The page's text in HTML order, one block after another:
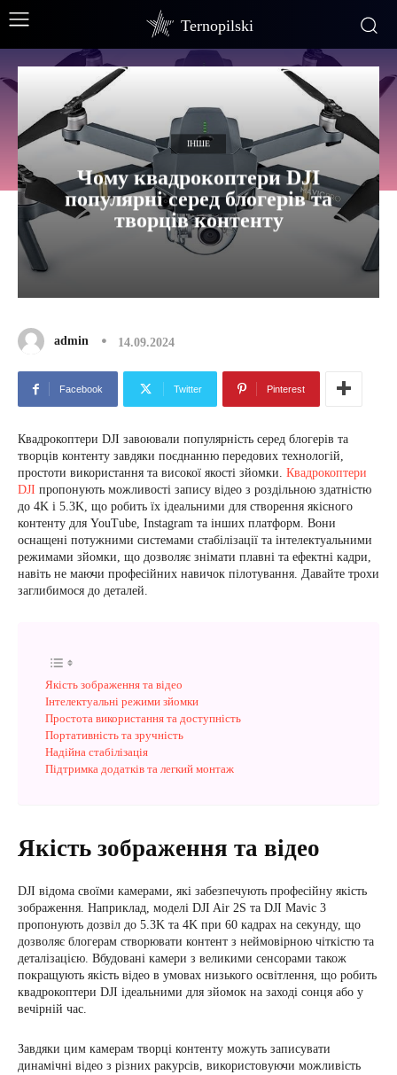
Ternopilski
ІНШЕ
Чому квадрокоптери DJI
популярні серед блогерів та
творців контенту
admin 14.09.2024
Facebook Twitter Pinterest
Квадрокоптери DJI завоювали популярність серед блогерів та
творців контенту завдяки поєднанню передових технологій,
простоти використання та високої якості зйомки. Квадрокоптери
DJI пропонують можливості запису відео з роздільною здатністю
до 4K і 5.3K, що робить їх ідеальними для створення якісного
контенту для YouTube, Instagram та інших платформ. Вони
оснащені потужними системами стабілізації та інтелектуальними
режимами зйомки, що дозволяє знімати плавні та ефектні кадри,
навіть не маючи професійних навичок пілотування. Давайте трохи
заглибимося до деталей.
Якість зображення та відео
Інтелектуальні режими зйомки
Простота використання та доступність
Портативність та зручність
Надійна стабілізація
Підтримка додатків та легкий монтаж
Якість зображення та відео
DJI відома своїми камерами, які забезпечують професійну якість
зображення. Наприклад, моделі DJI Air 2S та DJI Mavic 3
пропонують дозвіл до 5.3K та 4K при 60 кадрах на секунду, що
дозволяє блогерам створювати контент з неймовірною чіткістю та
деталізацією. Вбудовані камери з великими сенсорами також
покращують якість відео в умовах низького освітлення, що робить
квадрокоптери DJI ідеальними для зйомок на заході сонця або у
вечірній час.
Завдяки цим камерам творці контенту можуть записувати
динамічні відео з різних ракурсів, використовуючи можливість